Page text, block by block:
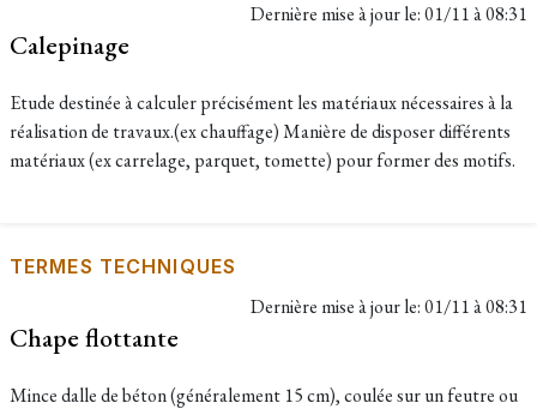
Dernière mise à jour le:01/11 à 08:31
Calepinage
Etude destinée à calculer précisément les matériaux nécessaires à la
réalisation de travaux.(ex chauffage) Manière de disposer différents
matériaux (ex carrelage, parquet, tomette) pour former des motifs.
TERMES TECHNIQUES
Dernière mise à jour le:01/11 à 08:31
Chape flottante
Mince dalle de béton (généralement 15 cm), coulée sur un feutre ou